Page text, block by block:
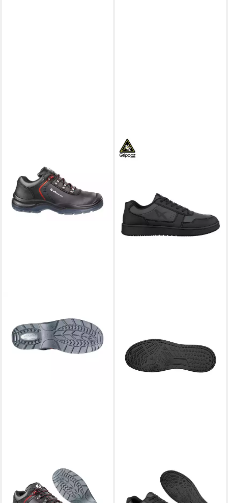
ALBATROS GRAVITATION
LOW Sicherheitsschuh S3
Sicherheitsschuh
ALBATROS SQUAD ST LOW
Berufsschuh O2 Berufsschuh
Vegan